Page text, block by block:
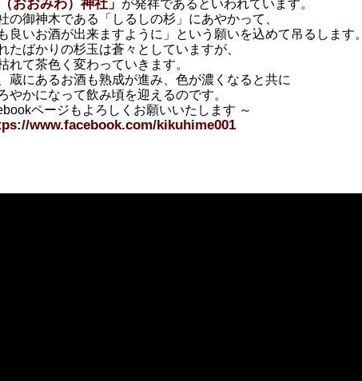
おおみわ）神社」 が発祥であるといわれています。
の御神木である「しるしの杉」にあやかって、
良いお酒が出来ますように」という願いを込めて吊るします。
たばかりの杉玉は蒼々としていますが、
れて茶色く変わっていきます。
蔵にあるお酒も熟成が進み、色が濃くなると共に
やかになって飲み頃を迎えるのです。
ページもよろしくお願いいたします ～
www.facebook.com/kikuhime001